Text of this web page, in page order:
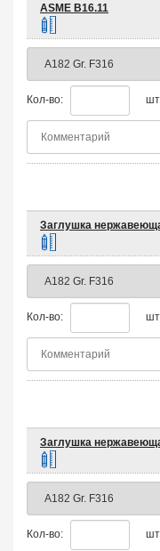
ASME B16.11
Кол-во:
Заглушка
Кол-во:
Заглушка
Кол-во: